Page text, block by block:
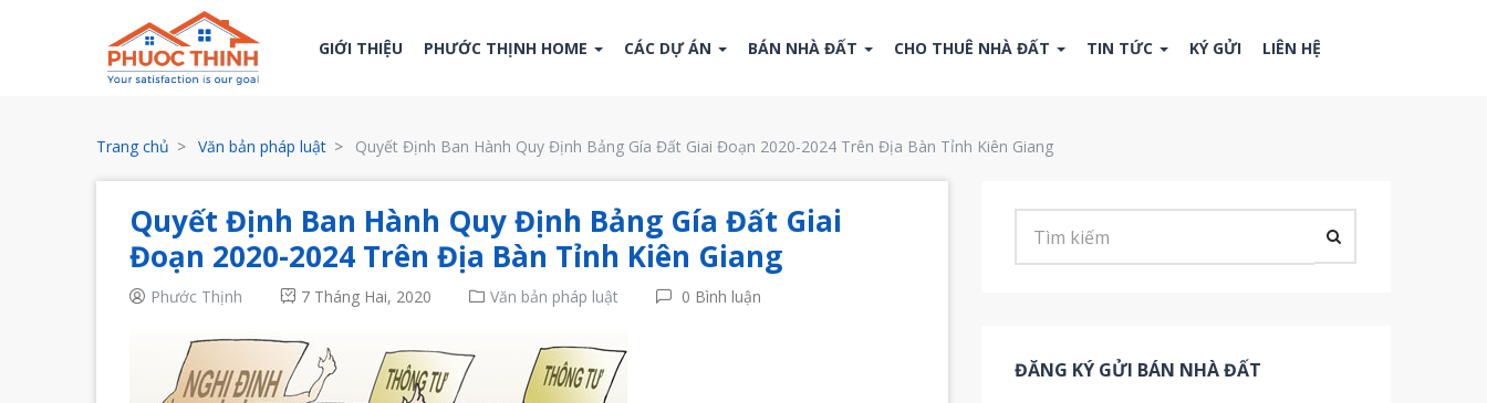
GIỚI THIỆU PHƯỚC THỊNH HOME CÁC DỰ ÁN BÁN NHÀ ĐẤT CHO THUÊ NHÀ ĐẤT TIN TỨC KÝ GỬI LIÊN HỆ
Trang chủ Văn bản pháp luật Quyết Định Ban Hành Quy Định Bảng Gía Đất Giai Đoạn 2020-2024 Trên Địa Bàn Tỉnh Kiên Giang
Quyết Định Ban Hành Quy Định Bảng Gía Đất Giai
Đoạn 2020-2024 Trên Địa Bàn Tỉnh Kiên Giang
Phước Thịnh 7 Tháng Hai, 2020 Văn bản pháp luật 0 Bình luận
ĐĂNG KÝ GỬI BÁN NHÀ ĐẤT